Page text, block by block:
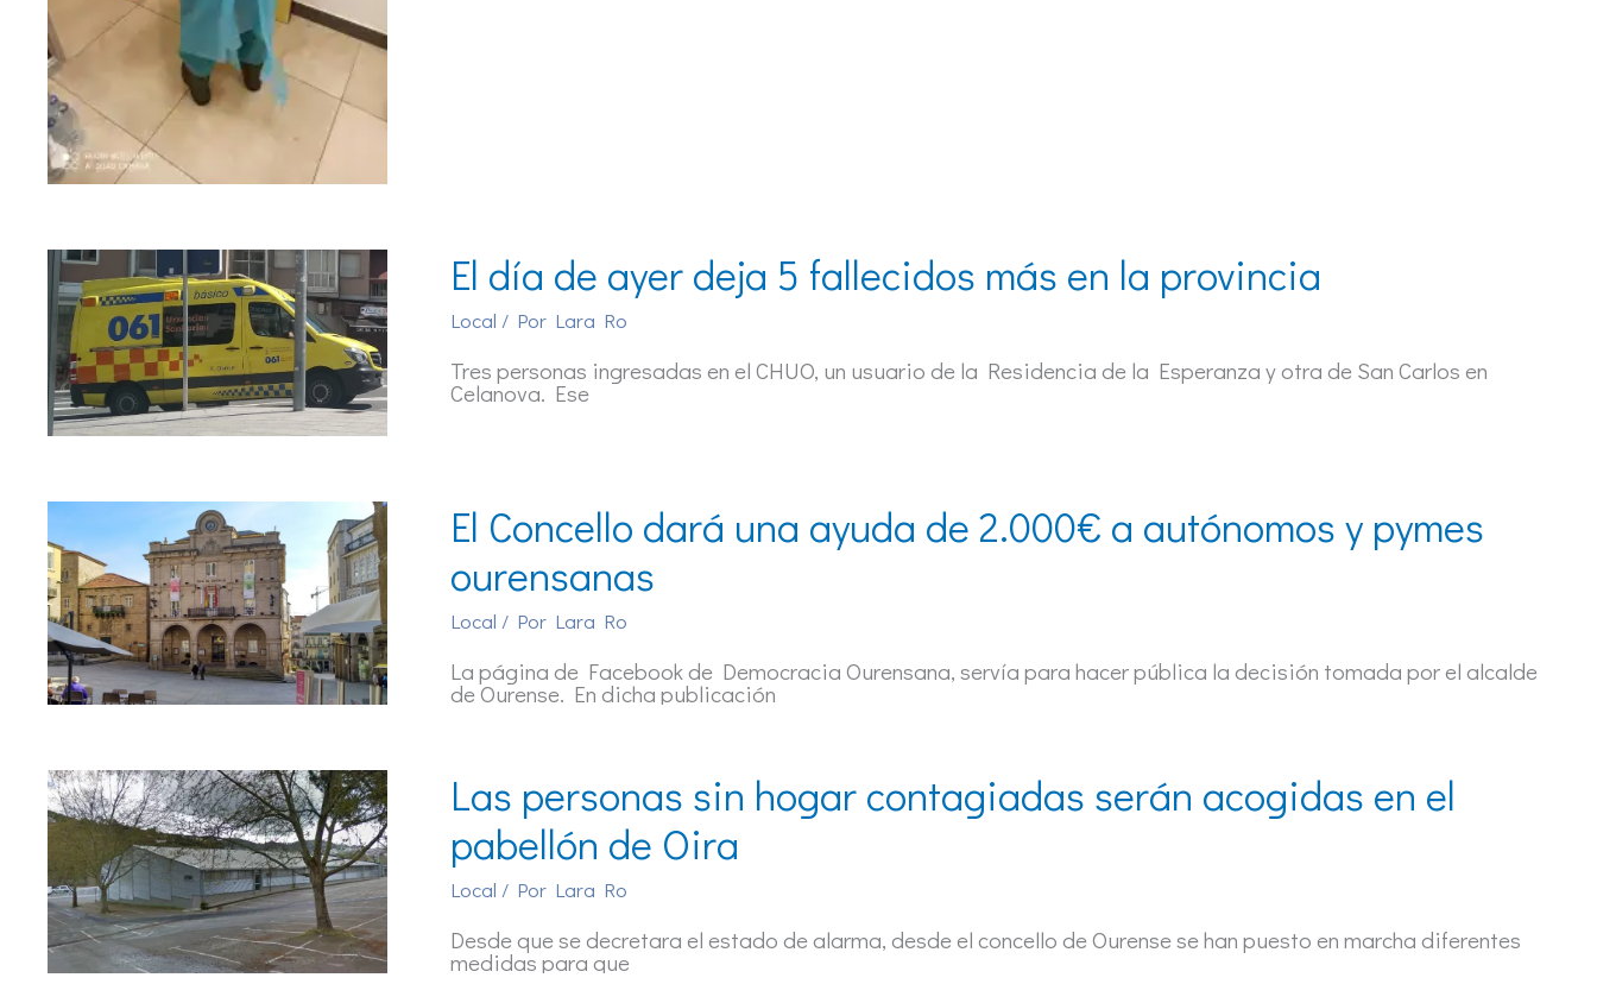
El día de ayer deja 5 fallecidos más en la provincia
Local / Por Lara Ro
Tres personas ingresadas en el CHUO, un usuario de la Residencia de la Esperanza y otra de San Carlos en
Celanova. Ese
El Concello dará una ayuda de 2.000€ a autónomos y pymes
ourensanas
Local / Por Lara Ro
La página de Facebook de Democracia Ourensana, servía para hacer pública la decisión tomada por el alcalde
de Ourense. En dicha publicación
Las personas sin hogar contagiadas serán acogidas en el
pabellón de Oira
Local / Por Lara Ro
Desde que se decretara el estado de alarma, desde el concello de Ourense se han puesto en marcha diferentes
medidas para que